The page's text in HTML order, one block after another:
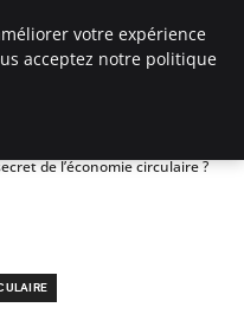
de l’économie circulaire ?
votre expérience
acceptez notre politique